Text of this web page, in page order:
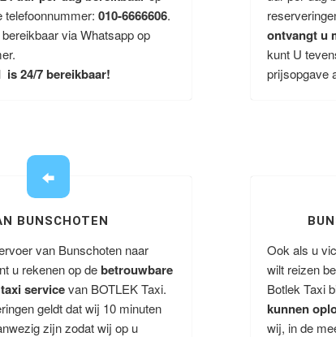
telefoonnummer: 010-6666606.
via Whatsapp op
is 24/7 bereikbaar!
ontvangt u
kunt U
prijsopgave
BUNSCHOTEN
van Bunschoten naar
u rekenen op debetrouwbare
servicevan BOTLEK Taxi.
geldt dat wij 10 minuten
zijn zodat wij op u
Ook als u
wilt reizen
Botlek Taxi
kunnen
wij, in de